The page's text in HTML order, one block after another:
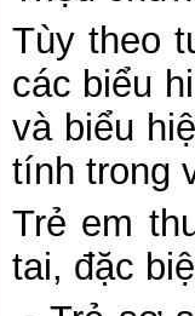
Tùy theo
các biểu
và biểu
tính trong
Trẻ em
tai, đặc